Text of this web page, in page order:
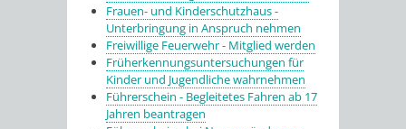
Frauen- und Kinderschutzhaus -
Unterbringung in Anspruch nehmen
Freiwillige Feuerwehr - Mitglied werden
Früherkennungsuntersuchungen für
Kinder und Jugendliche wahrnehmen
Führerschein - Begleitetes Fahren ab 17
Jahren beantragen